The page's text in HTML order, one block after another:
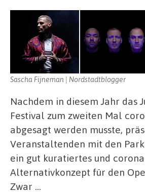
Sascha Fijneman | Nordstadtblogger
Nachdem in diesem Jahr das
Festival zum zweiten Mal
abgesagt werden musste,
Veranstaltenden mit den Park
ein gut kuratiertes und
Alternativkonzept für den
Zwar …